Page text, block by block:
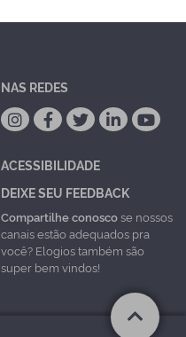
NAS REDES
ACESSIBILIDADE
DEIXE SEU FEEDBACK
Compartilhe conoscose nossos
canais estão adequados pra
você? Elogios também são
super bem vindos!